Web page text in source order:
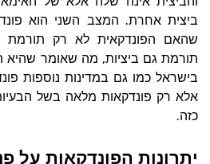
ביצית אחרת. המצב השני הוא
שהאם הפונדקאית לא רק
תורמת גם ביציות, מה שאומר שהיא
בישראל כמו גם במדינות נוספות
אלא רק פונדקאות מלאה בשל
כזה.
יתרונות הפונדקאות על